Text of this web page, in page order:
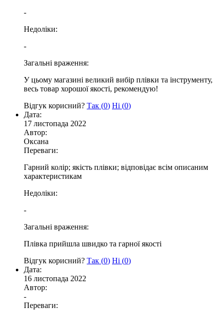
-
Недоліки:
-
Загальні враження:
У цьому магазині великий вибір плівки та інструменту,
весь товар хорошої якості, рекомендую!
Відгук корисний? Так (0) Ні (0)
Дата:
17 листопада 2022
Автор:
Оксана
Переваги:
Гарний колір; якість плівки; відповідає всім описаним
характеристикам
Недоліки:
-
Загальні враження:
Плівка прийшла швидко та гарної якості
Відгук корисний? Так (0) Ні (0)
Дата:
16 листопада 2022
Автор:
-
Переваги: